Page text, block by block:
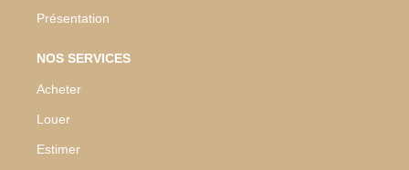
Présentation
NOS SERVICES
Acheter
Louer
Estimer